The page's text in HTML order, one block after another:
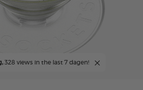
328 views in the last 7 dagen!